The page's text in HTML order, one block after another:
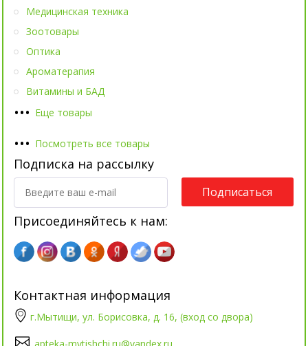
••• Еще товары
Медицинская техника
Зоотовары
Оптика
Ароматерапия
Витамины и БАД
••• Посмотреть все товары
Подписка на рассылку
Подписаться
Присоединяйтесь к нам:
Контактная информация
г.Мытищи, ул. Борисовка, д. 16, (вход со двора)
apteka-mytishchi.ru@yandex.ru